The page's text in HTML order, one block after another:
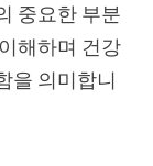
중요한 부분
해하며 건강
을 의미합니